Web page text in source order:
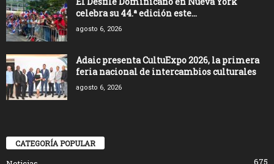
celebra su 44.ª edición este...
agosto 6, 2026
Adaic presenta CultuExpo 2026, la primera
feria nacional de intercambios culturales
agosto 6, 2026
CATEGORÍA POPULAR
675